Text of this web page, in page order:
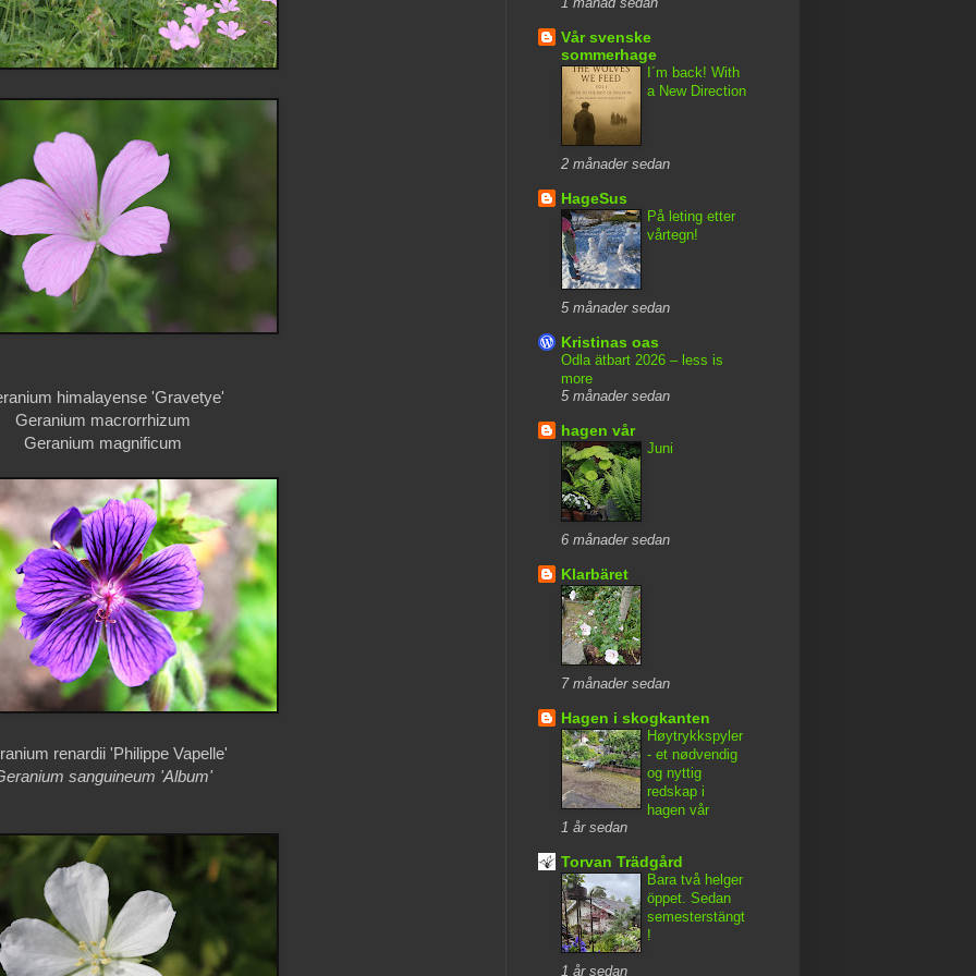
himalayense 'Gravetye'
Geranium macrorrhizum
Geranium magnificum
renardii 'Philippe Vapelle'
sanguineum 'Album'
1 månad sedan
Vår svenske
sommerhage
I´m back! With
a New Direction
2 månader sedan
HageSus
På leting etter
vårtegn!
5 månader sedan
Kristinas oas
Odla ätbart 2026 – less is
more
5 månader sedan
hagen vår
Juni
6 månader sedan
Klarbäret
7 månader sedan
Hagen i skogkanten
Høytrykkspyler
- et nødvendig
og nyttig
redskap i
hagen vår
1 år sedan
Torvan Trädgård
Bara två helger
öppet. Sedan
semesterstängt
!
1 år sedan